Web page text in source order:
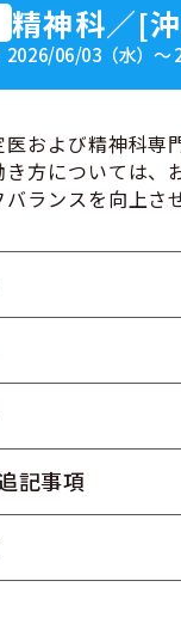
精神科／[
2026/06/03（水）
および精神科専
方については、
ランスを向上さ
記事項